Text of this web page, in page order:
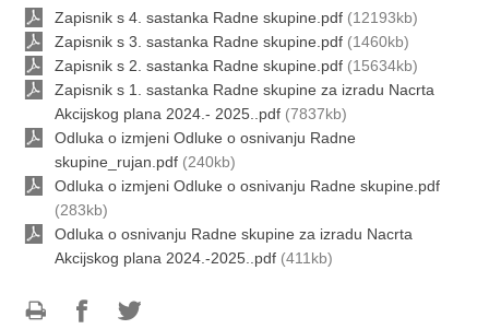
Zapisnik s 4. sastanka Radne skupine.pdf (12193kb)
Zapisnik s 3. sastanka Radne skupine.pdf (1460kb)
Zapisnik s 2. sastanka Radne skupine.pdf (15634kb)
Zapisnik s 1. sastanka Radne skupine za izradu Nacrta
Akcijskog plana 2024.- 2025..pdf (7837kb)
Odluka o izmjeni Odluke o osnivanju Radne
skupine_rujan.pdf (240kb)
Odluka o izmjeni Odluke o osnivanju Radne skupine.pdf
(283kb)
Odluka o osnivanju Radne skupine za izradu Nacrta
Akcijskog plana 2024.-2025..pdf (411kb)